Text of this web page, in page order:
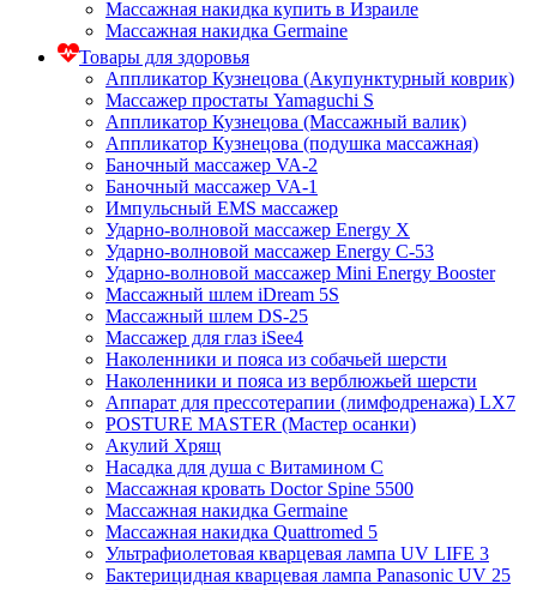
Массажная накидка купить в Израиле
Массажная накидка Germaine
Товары для здоровья
Аппликатор Кузнецова (Акупунктурный коврик)
Массажер простаты Yamaguchi S
Аппликатор Кузнецова (Массажный валик)
Аппликатор Кузнецова (подушка массажная)
Баночный массажер VA-2
Баночный массажер VA-1
Импульсный EMS массажер
Ударно-волновой массажер Energy X
Ударно-волновой массажер Energy C-53
Ударно-волновой массажер Mini Energy Booster
Массажный шлем iDream 5S
Массажный шлем DS-25
Массажер для глаз iSee4
Наколенники и пояса из собачьей шерсти
Наколенники и пояса из верблюжьей шерсти
Аппарат для прессотерапии (лимфодренажа) LX7
POSTURE MASTER (Мастер осанки)
Акулий Хрящ
Насадка для душа с Витамином C
Массажная кровать Doctor Spine 5500
Массажная накидка Germaine
Массажная накидка Quattromed 5
Ультрафиолетовая кварцевая лампа UV LIFE 3
Бактерицидная кварцевая лампа Panasonic UV 25